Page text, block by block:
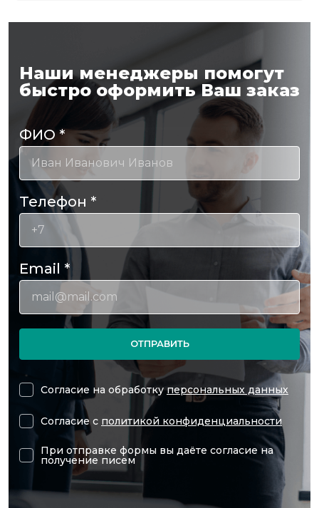
Наши менеджеры помогут
быстро оформить Ваш заказ
ФИО*
Телефон *
Email *
ОТПРАВИТЬ
Согласие на обработкуперсональных данных
Согласие с политикой конфиденциальности
При отправке формы вы даёте согласие на
получение писем